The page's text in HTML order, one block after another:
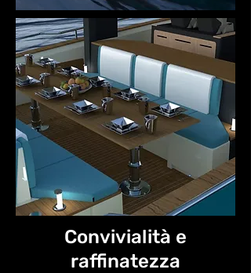
Convivialità e
raffinatezza